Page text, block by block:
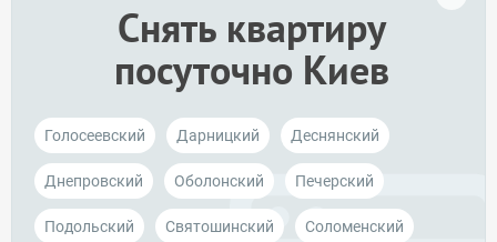
Снять квартиру
посуточно Киев
Голосеевский Дарницкий Деснянский
Днепровский Оболонский Печерский
Подольский Святошинский Соломенский